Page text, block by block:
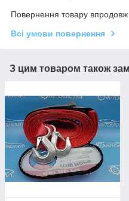
Повернення товару впродовж
Всі умови повернення
З цим товаром також